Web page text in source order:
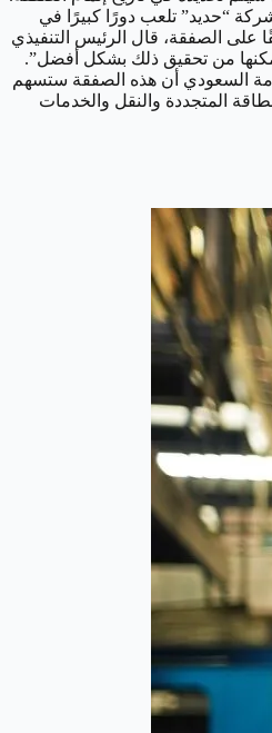
“حديد” تلعب دورًا كبيرًا في
2030، التي يقودها صندوق الاستثمارات العامة. تعليقًا على الصفقة، قال الرئيس التنفيذي
من تحقيق ذلك بشكل أفضل”.
السعودي أن هذه الصفقة ستسهم
المتجددة والنقل والخدمات